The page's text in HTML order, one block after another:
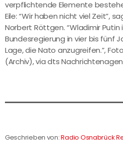
verpflichtende Elemente
Eile: “Wir haben nicht viel Zeit”,
Norbert Röttgen. “Wladimir
Bundesregierung in vier bis fünf
Lage, die Nato anzugreifen.”,
(Archiv), via dts
Geschrieben von:Radio Osnabrück